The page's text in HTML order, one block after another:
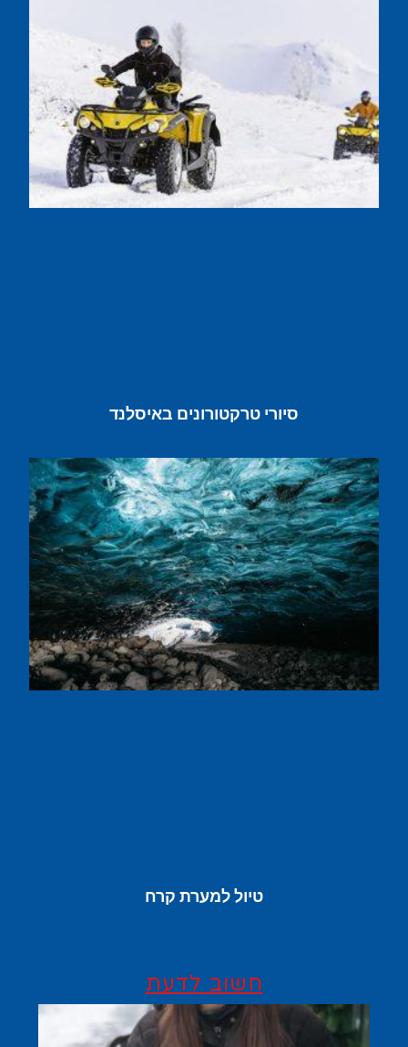
סיורי טרקטורונים באיסלנד
טיול למערת קרח
חשוב לדעת